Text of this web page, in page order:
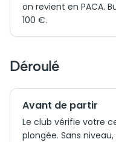
on revient en PACA.
100 €.
Déroulé
Avant de partir
Le club vérifie votre
plongée. Sans